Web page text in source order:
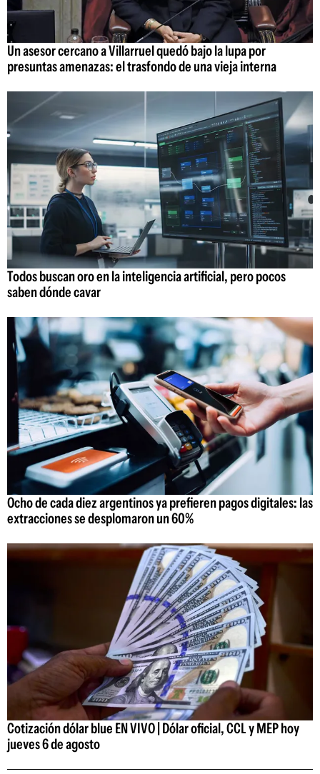
Un asesor cercano a Villarruel quedó bajo la lupa por
presuntas amenazas: el trasfondo de una vieja interna
Todos buscan oro en la inteligencia artificial, pero pocos
saben dónde cavar
Ocho de cada diez argentinos ya prefieren pagos digitales: las
extracciones se desplomaron un 60%
Cotización dólar blue EN VIVO | Dólar oficial, CCL y MEP hoy
jueves 6 de agosto